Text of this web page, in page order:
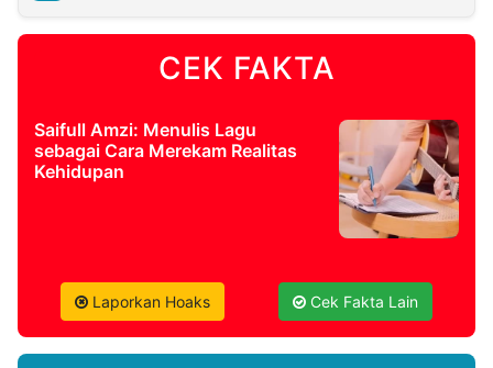
CEK FAKTA
Saifull Amzi: Menulis Lagu
sebagai Cara Merekam Realitas
Kehidupan
Laporkan Hoaks Cek Fakta Lain